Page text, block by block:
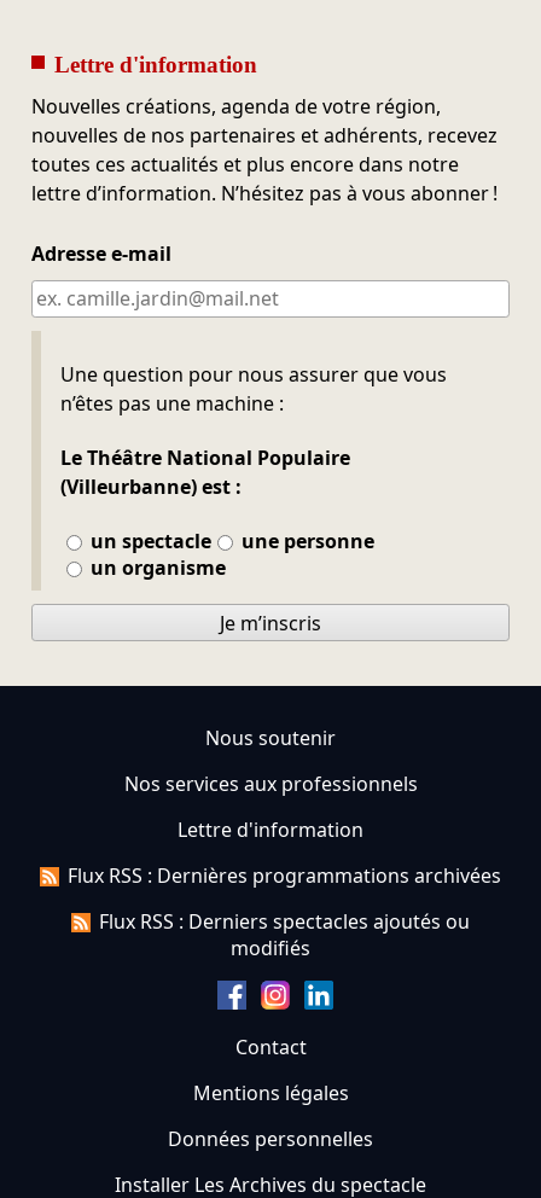
Lettre d'information
Nouvelles créations, agenda de votre région,
nouvelles de nos partenaires et adhérents, recevez
toutes ces actualités et plus encore dans notre
lettre d’information. N’hésitez pas à vous abonner !
Adresse e-mail
Une question pour nous assurer que vous
n’êtes pas une machine :
Le Théâtre National Populaire
(Villeurbanne) est :
un spectacle
une personne
un organisme
Ne pas remplir
Je m’inscris
Nous soutenir
Nos services aux professionnels
Lettre d'information
Flux RSS : Dernières programmations archivées
Flux RSS : Derniers spectacles ajoutés ou
modifiés
Contact
Mentions légales
Données personnelles
Installer Les Archives du spectacle